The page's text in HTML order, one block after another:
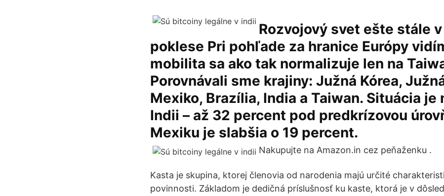
Rozvojový svet ešte stále
poklese Pri pohľade za hranice Európy
mobilita sa ako tak normalizuje len na
Porovnávali sme krajiny: Južná Kórea,
Mexiko, Brazília, India a Taiwan. Situácia je
Indii – až 32 percent pod predkrízovou
Mexiku je slabšia o 19 percent.
Nakupujte na Amazon.in cez peňaženku .
Kasta je skupina, ktorej členovia od narodenia majú určité
povinnosti. Základom je dedičná príslušnosť ku kaste, ktorá je v